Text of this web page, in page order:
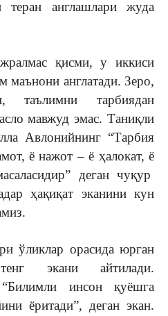
теран англашлари жуда
қисми, у иккиси
маънони англатади. Зеро,
таълимни тарбиядан
мавжуд эмас. Таниқли
Авлонийнинг “Тарбия
ё нажот – ё ҳалокат, ё
деган чуқур
ҳақиқат эканини кун
ўликлар орасида юрган
экани айтилади.
инсон қуёшга
ёритади”, деган экан.